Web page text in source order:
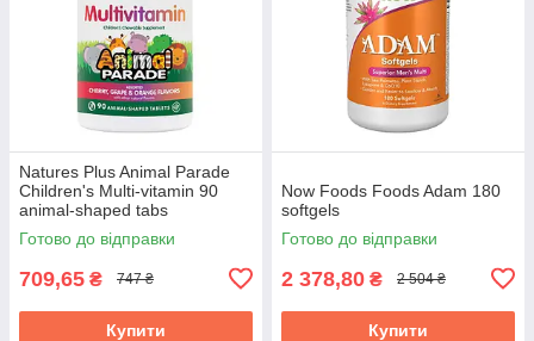
Natures Plus Animal Parade
Children's Multi-vitamin 90
animal-shaped tabs
Готово до відправки
709,65 ₴ 747 ₴
Купити
Now Foods Foods Adam 180
softgels
Готово до відправки
2 378,80 ₴ 2 504 ₴
Купити